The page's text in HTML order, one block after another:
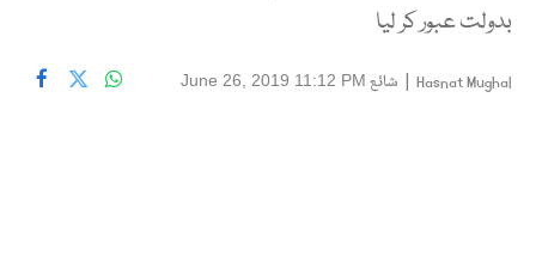
بدولت عبور کر لیا
Hasnat Mughal
| شائع June 26, 2019 11:12 PM